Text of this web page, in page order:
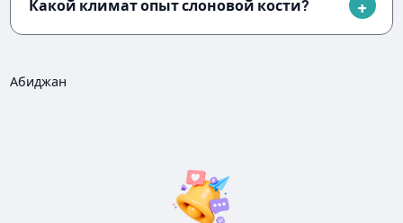
Какой климат опыт слоновой кости?
Абиджан